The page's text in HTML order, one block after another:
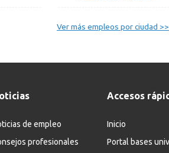
Ver más empleos por ciudad >>
de empleo
profesionales
Accesos
Inicio
Portal bases